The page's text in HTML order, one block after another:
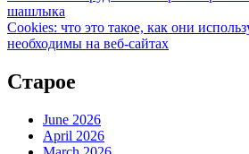
шашлыка
Cookies: что это такое, как они
необходимы на веб-сайтах
Старое
June 2026
April 2026